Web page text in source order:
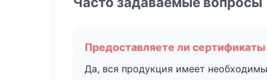
Предоставляете ли
Да, вся продукция имеет